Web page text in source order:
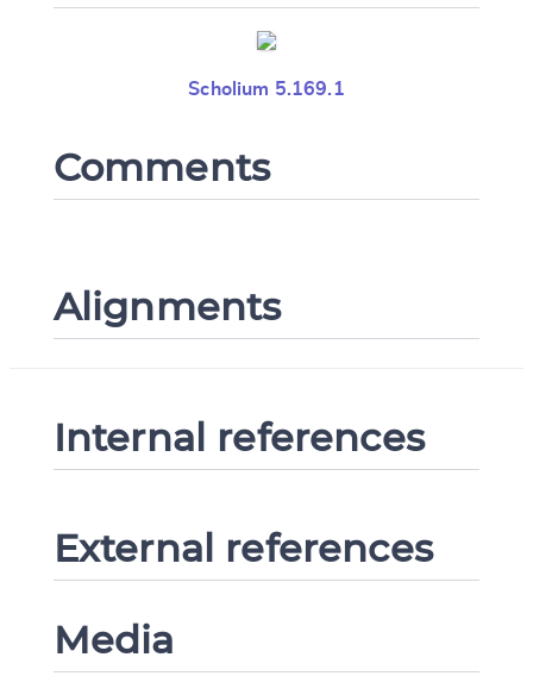
Scholium 5.169.1
Comments
Alignments
Internal references
External references
Media